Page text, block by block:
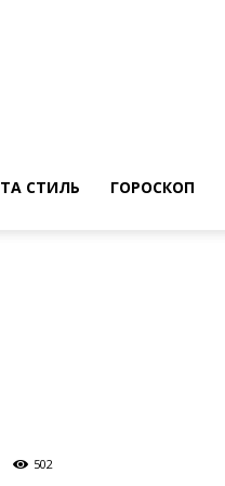
СТИЛЬ ГОРОСКОП
502